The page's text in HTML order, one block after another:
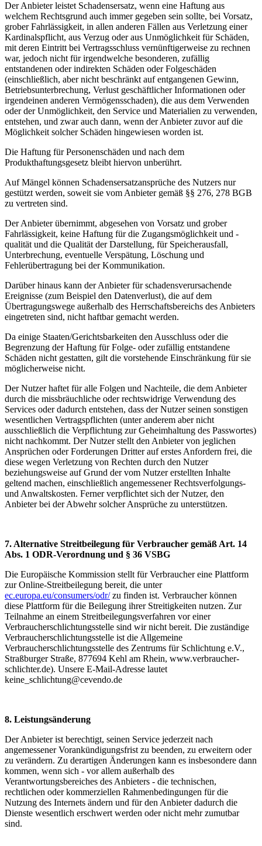
Der Anbieter leistet Schadensersatz, wenn eine Haftung aus
welchem Rechtsgrund auch immer gegeben sein sollte, bei Vorsatz,
grober Fahrlässigkeit, in allen anderen Fällen aus Verletzung einer
Kardinalspflicht, aus Verzug oder aus Unmöglichkeit für Schäden,
mit deren Eintritt bei Vertragsschluss vernünftigerweise zu rechnen
war, jedoch nicht für irgendwelche besonderen, zufällig
entstandenen oder indirekten Schäden oder Folgeschäden
(einschließlich, aber nicht beschränkt auf entgangenen Gewinn,
Betriebsunterbrechung, Verlust geschäftlicher Informationen oder
irgendeinen anderen Vermögensschaden), die aus dem Verwenden
oder der Unmöglichkeit, den Service und Materialien zu verwenden,
entstehen, und zwar auch dann, wenn der Anbieter zuvor auf die
Möglichkeit solcher Schäden hingewiesen worden ist.
Die Haftung für Personenschäden und nach dem
Produkthaftungsgesetz bleibt hiervon unberührt.
Auf Mängel können Schadensersatzansprüche des Nutzers nur
gestützt werden, soweit sie vom Anbieter gemäß §§ 276, 278 BGB
zu vertreten sind.
Der Anbieter übernimmt, abgesehen von Vorsatz und grober
Fahrlässigkeit, keine Haftung für die Zugangsmöglichkeit und -
qualität und die Qualität der Darstellung, für Speicherausfall,
Unterbrechung, eventuelle Verspätung, Löschung und
Fehlerübertragung bei der Kommunikation.
Darüber hinaus kann der Anbieter für schadensverursachende
Ereignisse (zum Beispiel den Datenverlust), die auf dem
Übertragungswege außerhalb des Herrschaftsbereichs des Anbieters
eingetreten sind, nicht haftbar gemacht werden.
Da einige Staaten/Gerichtsbarkeiten den Ausschluss oder die
Begrenzung der Haftung für Folge- oder zufällig entstandene
Schäden nicht gestatten, gilt die vorstehende Einschränkung für sie
möglicherweise nicht.
Der Nutzer haftet für alle Folgen und Nachteile, die dem Anbieter
durch die missbräuchliche oder rechtswidrige Verwendung des
Services oder dadurch entstehen, dass der Nutzer seinen sonstigen
wesentlichen Vertragspflichten (unter anderem aber nicht
ausschließlich die Verpflichtung zur Geheimhaltung des Passwortes)
nicht nachkommt. Der Nutzer stellt den Anbieter von jeglichen
Ansprüchen oder Forderungen Dritter auf erstes Anfordern frei, die
diese wegen Verletzung von Rechten durch den Nutzer
beziehungsweise auf Grund der vom Nutzer erstellten Inhalte
geltend machen, einschließlich angemessener Rechtsverfolgungs-
und Anwaltskosten. Ferner verpflichtet sich der Nutzer, den
Anbieter bei der Abwehr solcher Ansprüche zu unterstützen.
7. Alternative Streitbeilegung für Verbraucher gemäß Art. 14
Abs. 1 ODR-Verordnung und § 36 VSBG
Die Europäische Kommission stellt für Verbraucher eine Plattform
zur Online-Streitbeilegung bereit, die unter
ec.europa.eu/consumers/odr/zu finden ist. Verbraucher können
diese Plattform für die Beilegung ihrer Streitigkeiten nutzen. Zur
Teilnahme an einem Streitbeilegungsverfahren vor einer
Verbraucherschlichtungsstelle sind wir nicht bereit. Die zuständige
Verbraucherschlichtungsstelle ist die Allgemeine
Verbraucherschlichtungsstelle des Zentrums für Schlichtung e.V.,
Straßburger Straße, 877694 Kehl am Rhein, www.verbraucher-
schlichter.de). Unsere E-Mail-Adresse lautet
keine_schlichtung@cevendo.de
8. Leistungsänderung
Der Anbieter ist berechtigt, seinen Service jederzeit nach
angemessener Vorankündigungsfrist zu beenden, zu erweitern oder
zu verändern. Zu derartigen Änderungen kann es insbesondere dann
kommen, wenn sich - vor allem außerhalb des
Verantwortungsbereiches des Anbieters - die technischen,
rechtlichen oder kommerziellen Rahmenbedingungen für die
Nutzung des Internets ändern und für den Anbieter dadurch die
Dienste wesentlich erschwert werden oder nicht mehr zumutbar
sind.